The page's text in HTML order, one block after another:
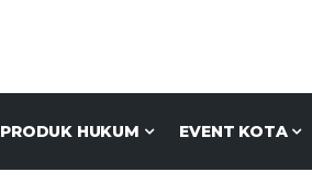
PRODUK HUKUM EVENT KOTA